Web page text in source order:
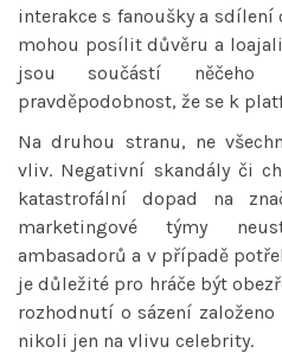
interakce s fanoušky a
mohou posílit důvěru a
jsou součástí něčeho
pravděpodobnost, že se k
Na druhou stranu, ne
vliv. Negativní skandály či
katastrofální dopad na
marketingové týmy
ambasadorů a v případě
je důležité pro hráče být
rozhodnutí o sázení
nikoli jen na vlivu celebrity.